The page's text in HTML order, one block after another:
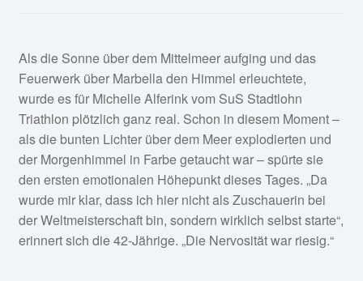
Als die Sonne über dem Mittelmeer aufging und das
Feuerwerk über Marbella den Himmel erleuchtete,
wurde es für Michelle Alferink vom SuS Stadtlohn
Triathlon plötzlich ganz real. Schon in diesem Moment –
als die bunten Lichter über dem Meer explodierten und
der Morgenhimmel in Farbe getaucht war – spürte sie
den ersten emotionalen Höhepunkt dieses Tages. „Da
wurde mir klar, dass ich hier nicht als Zuschauerin bei
der Weltmeisterschaft bin, sondern wirklich selbst starte“,
erinnert sich die 42-Jährige. „Die Nervosität war riesig.“